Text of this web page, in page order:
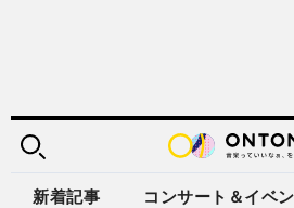
新着記事 コンサート＆イベ